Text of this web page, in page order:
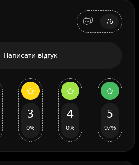
76
Написати відгук
3
0%
4
0%
5
97%